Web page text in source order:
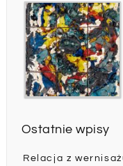
Ostatnie wpisy
Relacja z